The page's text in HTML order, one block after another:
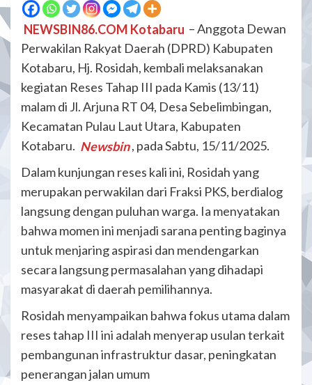
NEWSBIN86.COM Kotabaru – Anggota Dewan
Perwakilan Rakyat Daerah (DPRD) Kabupaten
Kotabaru, Hj. Rosidah, kembali melaksanakan
kegiatan Reses Tahap III pada Kamis (13/11)
malam di Jl. Arjuna RT 04, Desa Sebelimbingan,
Kecamatan Pulau Laut Utara, Kabupaten
Kotabaru. Newsbin , pada Sabtu, 15/11/2025.
​Dalam kunjungan reses kali ini, Rosidah yang
merupakan perwakilan dari Fraksi PKS, berdialog
langsung dengan puluhan warga. Ia menyatakan
bahwa momen ini menjadi sarana penting baginya
untuk menjaring aspirasi dan mendengarkan
secara langsung permasalahan yang dihadapi
masyarakat di daerah pemilihannya.
​Rosidah menyampaikan bahwa fokus utama dalam
reses tahap III ini adalah menyerap usulan terkait
pembangunan infrastruktur dasar, peningkatan
penerangan jalan umum